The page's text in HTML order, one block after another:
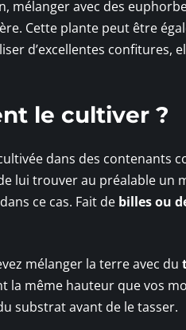
mélanger avec des
Cette plante peut être
d’excellentes confitures,
le cultiver ?
dans des contenants
lui trouver au préalable un
ce cas. Fait de billes ou
mélanger la terre avec du
la même hauteur que vos
substrat avant de le tasser.